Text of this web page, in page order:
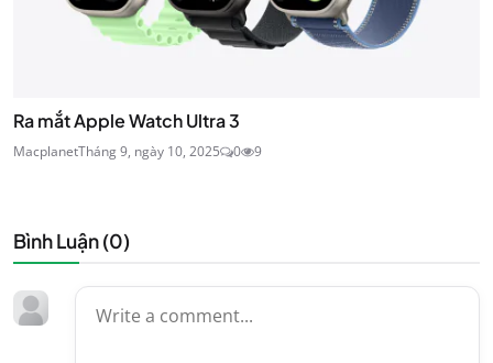
Ra mắt Apple Watch Ultra 3
MacplanetTháng 9, ngày 10, 2025 0 9
Bình Luận (0)